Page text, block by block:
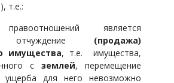
т.е.:
является
отчуждение (продажа)
имущества, т.е. имущества,
с землей, перемещение
ущерба для него невозможно